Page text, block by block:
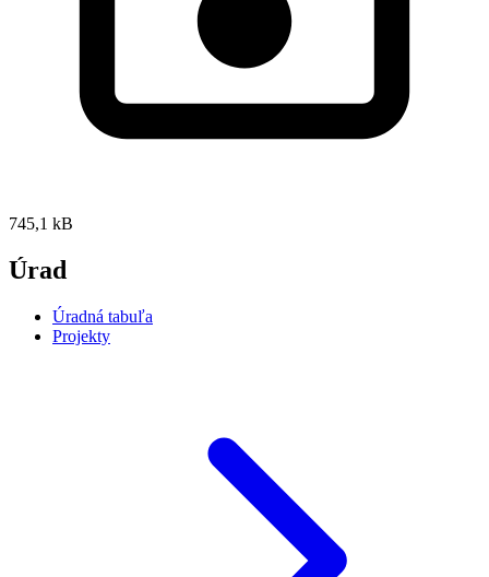
745,1 kB
Úrad
Úradná tabuľa
Projekty